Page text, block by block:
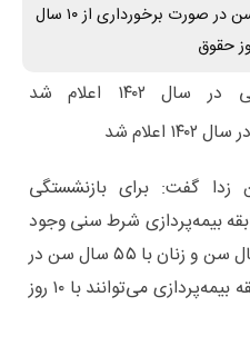
با ۶۰ سال سن و زنان با ۵۵ سال سن در صورت برخورداری از ۱۰ سال
اعلام شد
زدا گفت: برای بازنشستگی
کمتر از ۱۰ سال سابقه بیمه‌پردازی شرط سنی وجود
دارد؛ به‌گونه‌ای که مردان با ۶۰ سال سن و زنان با ۵۵ سال سن در
صورت برخورداری از ۱۰ سال سابقه بیمه‌پردازی می‌توانند با ۱۰ روز